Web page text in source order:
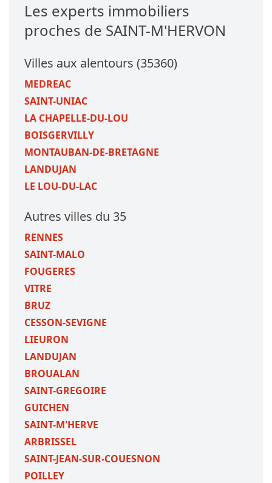
Les experts immobiliers
proches de SAINT-M'HERVON
Villes aux alentours (35360)
MEDREAC
SAINT-UNIAC
LA CHAPELLE-DU-LOU
BOISGERVILLY
MONTAUBAN-DE-BRETAGNE
LANDUJAN
LE LOU-DU-LAC
Autres villes du 35
RENNES
SAINT-MALO
FOUGERES
VITRE
BRUZ
CESSON-SEVIGNE
LIEURON
LANDUJAN
BROUALAN
SAINT-GREGOIRE
GUICHEN
SAINT-M'HERVE
ARBRISSEL
SAINT-JEAN-SUR-COUESNON
POILLEY